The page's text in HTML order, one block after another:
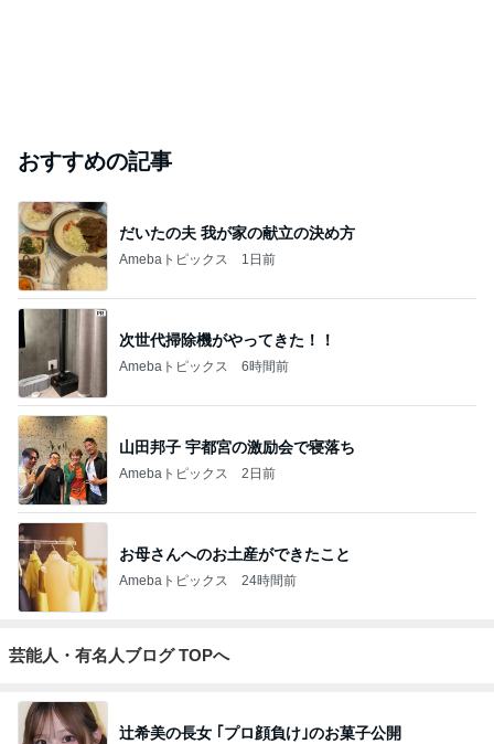
おすすめの記事
だいたの夫 我が家の献立の決め方
Amebaトピックス 1日前
次世代掃除機がやってきた！！
Amebaトピックス 6時間前
山田邦子 宇都宮の激励会で寝落ち
Amebaトピックス 2日前
お母さんへのお土産ができたこと
Amebaトピックス 24時間前
芸能人・有名人ブログ TOPへ
辻希美の長女 ｢プロ顔負け｣のお菓子公開